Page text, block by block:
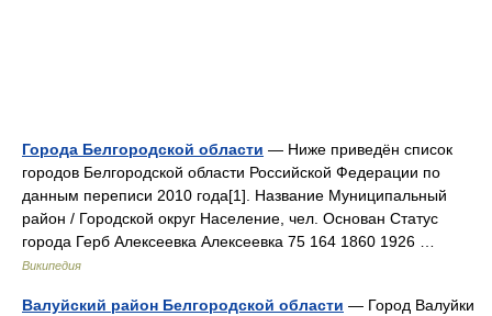
Города Белгородской области — Ниже приведён список
городов Белгородской области Российской Федерации по
данным переписи 2010 года[1]. Название Муниципальный
район / Городской округ Население, чел. Основан Статус
города Герб Алексеевка Алексеевка 75 164 1860 1926 …
Википедия
Валуйский район Белгородской области — Город Валуйки